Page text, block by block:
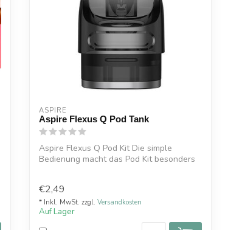
ASPIRE
Aspire Flexus Q Pod Tank
Aspire Flexus Q Pod Kit Die simple
Bedienung macht das Pod Kit besonders
€2,49
* Inkl. MwSt. zzgl. Versandkosten
Auf Lager